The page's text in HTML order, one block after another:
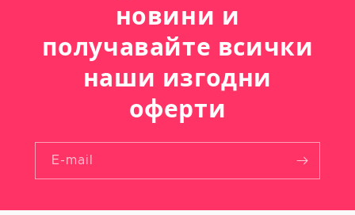
новини и
получавайте всички
наши изгодни
оферти
E-mail